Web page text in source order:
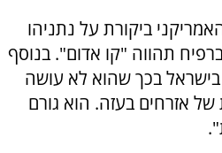
ביקורת על נתניהו
תהווה "קו אדום". בנוסף
בישראל בכך שהוא לא עושה
של אזרחים בעזה. הוא גורם